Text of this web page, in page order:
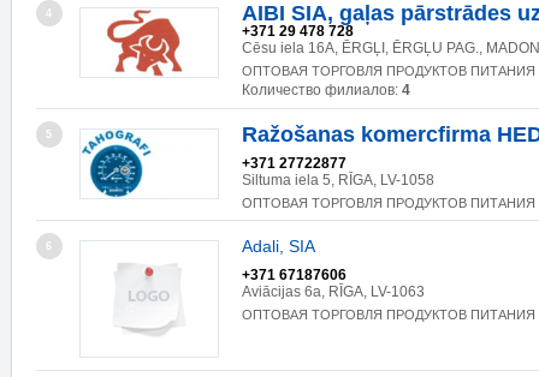
4 AIBI SIA, gaļas pārstrādes
+371 29 478 728
Cēsu iela 16A, ĒRGĻI, ĒRGĻU PAG.,
ОПТОВАЯ ТОРГОВЛЯ ПРОДУКТОВ ПИТАНИЯ
Количество филиалов: 4
5 Ražošanas komercfirma
+371 27722877
Siltuma iela 5, RĪGA, LV-1058
ОПТОВАЯ ТОРГОВЛЯ ПРОДУКТОВ ПИТАНИЯ
6 Adali, SIA
+371 67187606
Aviācijas 6a, RĪGA, LV-1063
ОПТОВАЯ ТОРГОВЛЯ ПРОДУКТОВ ПИТАНИЯ